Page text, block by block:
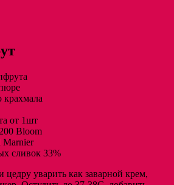
крахмала
от 1шт
Bloom
Marnier
сливок 33%
уварить как заварной крем,